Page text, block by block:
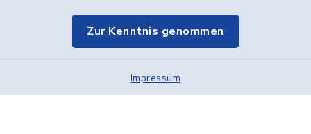
Zur Kenntnis genommen
Impressum
Elektronische Kommunikation
Sitemap